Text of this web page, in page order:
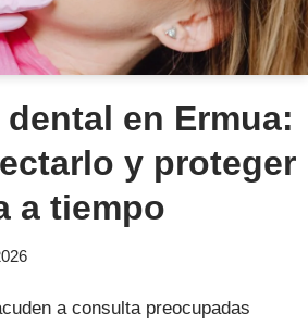
en Ermua:
y proteger
a tiempo
a consulta preocupadas